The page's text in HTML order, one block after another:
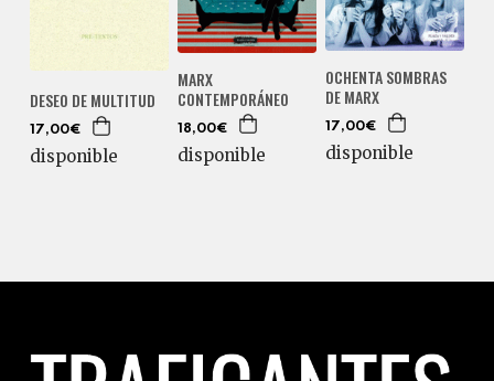
DESEO DE MULTITUD
17,00€
disponible
MARX
CONTEMPORÁNEO
18,00€
disponible
OCHENTA SOMBRAS
DE MARX
17,00€
disponible